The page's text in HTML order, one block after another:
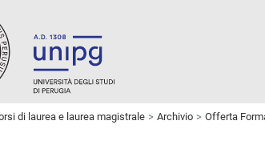
di laurea e laurea magistrale Archivio Offerta